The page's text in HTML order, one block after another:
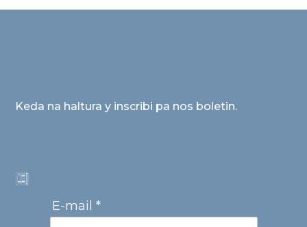
Keda na haltura y inscribi pa nos boletin.
E-mail *